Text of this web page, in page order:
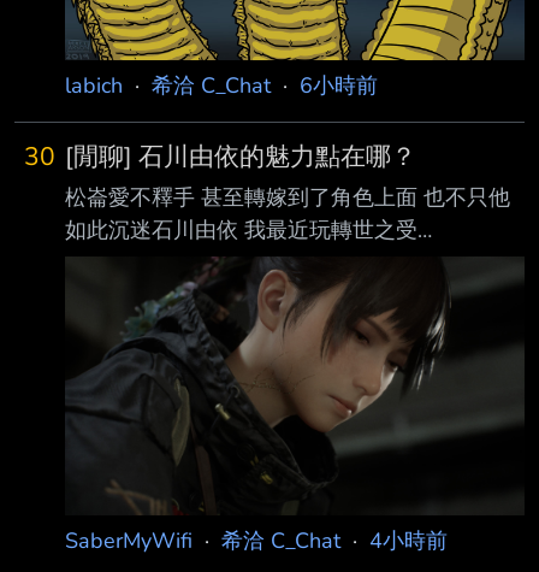
labich · 希洽 C_Chat· 6小時前
30 [閒聊] 石川由依的魅力點在哪？
松崙愛不釋手 甚至轉嫁到了角色上面 也不只他
如此沉迷石川由依 我最近玩轉世之受
https://i.urusai.cc/C1ysx.jpg 被女主角的聲音深
深吸引無法自拔 一直聽一直聽聽到廁所外面排
好多人，我還在聽 後來查了才發現是石川由依
所以石川由依的魅力點在哪？ 竟然不知不覺中
招 --
SaberMyWifi · 希洽 C_Chat· 4小時前